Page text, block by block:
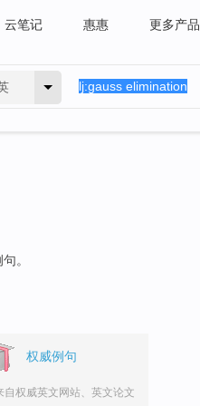
云笔记 惠惠 更多产品
。
权威例句
自权威英文网站、英文论文